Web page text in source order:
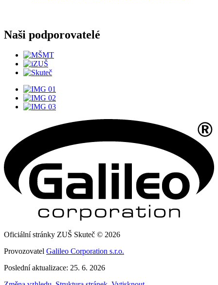
Naši podporovatelé
Oficiální stránky ZUŠ Skuteč © 2026
Provozovatel Galileo Corporation s.r.o.
Poslední aktualizace: 25. 6. 2026